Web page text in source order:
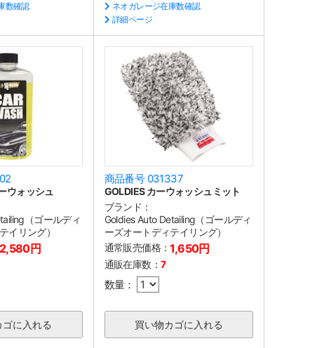
数確認
ネオガレージ在庫数確認
詳細ページ
ウォッシュ
（ゴールディ
イリング）
2,580円
商品番号 031337
GOLDIES カーウォッシュミット
ブランド：
Goldies Auto Detailing（ゴールディ
ーズオートディテイリング）
通常販売価格：1,650円
通販在庫数： 7
数量：